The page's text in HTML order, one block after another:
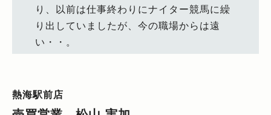
り、以前は仕事終わりにナイター競馬に繰
り出していましたが、今の職場からは遠
い・・。
熱海駅前店